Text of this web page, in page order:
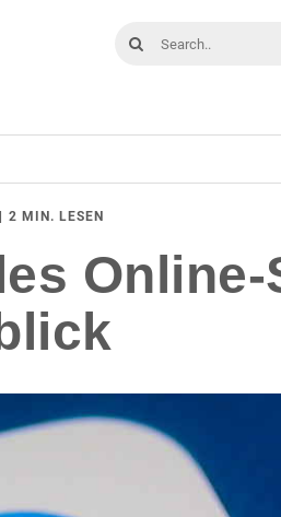
2 MIN. LESEN
Online-